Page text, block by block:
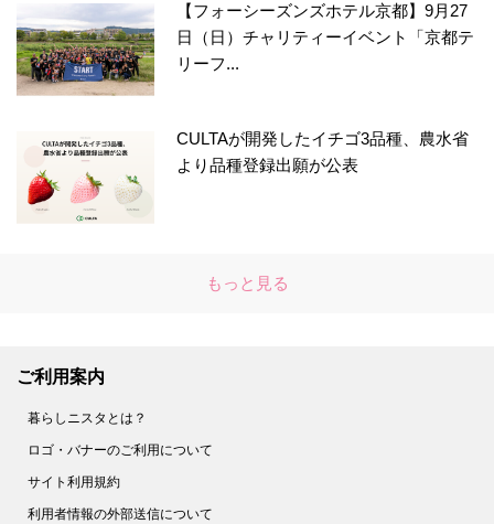
【フォーシーズンズホテル京都】9月27
日（日）チャリティーイベント「京都テ
リーフ...
CULTAが開発したイチゴ3品種、農水省
より品種登録出願が公表
もっと見る
ご利用案内
暮らしニスタとは？
ロゴ・バナーのご利用について
サイト利用規約
利用者情報の外部送信について